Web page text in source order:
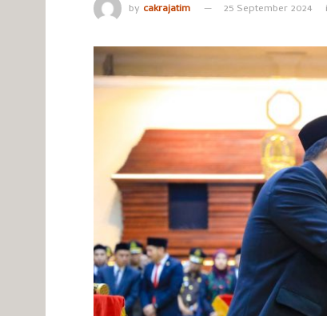
by cakrajatim 25 September 2024